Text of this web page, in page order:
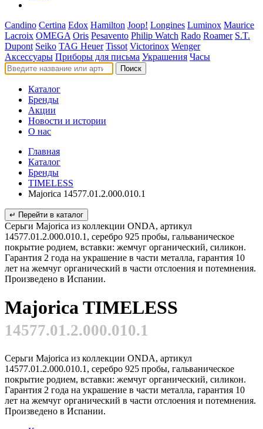
Candino Certina Edox Hamilton Joop! Longines Luminox Maurice
Lacroix OMEGA Oris Pesavento Philip Watch Rado Roamer S.T.
Dupont Seiko TAG Heuer Tissot Victorinox Wenger
Аксессуары Приборы для письма Украшения Часы
Поиск
Каталог
Бренды
Акции
Новости и истории
О нас
Главная
Каталог
Бренды
TIMELESS
Majorica 14577.01.2.000.010.1
↵ Перейти в каталог
Серьги Majorica из коллекции ONDA, артикул
14577.01.2.000.010.1, серебро 925 пробы, гальваническое
покрытие родием, вставки: жемчуг органический, силикон.
Гарантия 2 года на украшение в части металла, гарантия 10
лет на жемчуг органический в части отслоения и потемнения.
Произведено в Испании.
Majorica TIMELESS
14577.01.2.000.010.1
Серьги Majorica из коллекции ONDA, артикул
14577.01.2.000.010.1, серебро 925 пробы, гальваническое
покрытие родием, вставки: жемчуг органический, силикон.
Гарантия 2 года на украшение в части металла, гарантия 10
лет на жемчуг органический в части отслоения и потемнения.
Произведено в Испании.